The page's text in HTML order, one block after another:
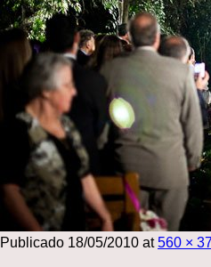
Publicado 18/05/2010 at560 ×